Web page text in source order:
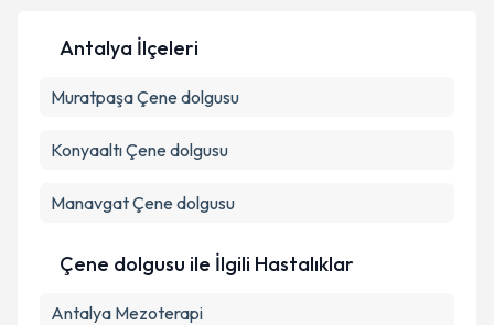
Metni'ni okudum ve kişisel verilerimin belirtilen
Antalya İlçeleri
MuratpaşaÇene dolgusu
KonyaaltıÇene dolgusu
ManavgatÇene dolgusu
Çene dolgusu ile İlgili Hastalıklar
Antalya Mezoterapi